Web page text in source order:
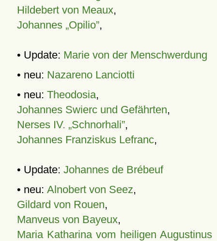
Hildebert von Meaux,
Johannes „Opilio”,
• Update: Marie von der Menschwerdung
• neu: Nazareno Lanciotti
• neu: Theodosia,
Johannes Swierc und Gefährten,
Nerses IV. „Schnorhali”,
Johannes Franziskus Lefranc,
• Update: Johannes de Brébeuf
• neu: Alnobert von Seez,
Gildard von Rouen,
Manveus von Bayeux,
Maria Katharina vom heiligen Augustinus